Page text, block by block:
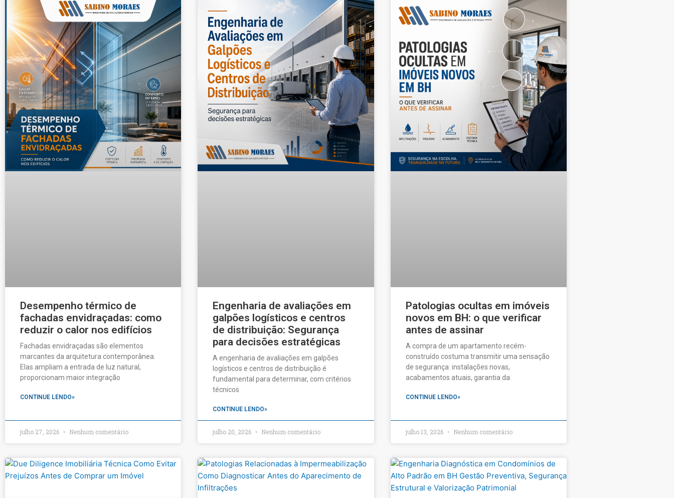
Desempenho térmico de
fachadas envidraçadas: como
reduzir o calor nos edifícios
Fachadas envidraçadas são elementos
marcantes da arquitetura contemporânea.
Elas ampliam a entrada de luz natural,
proporcionam maior integração
CONTINUE LENDO»
julho 27, 2026 Nenhum comentário
Engenharia de avaliações em
galpões logísticos e centros
de distribuição: Segurança
para decisões estratégicas
A engenharia de avaliações em galpões
logísticos e centros de distribuição é
fundamental para determinar, com critérios
técnicos
CONTINUE LENDO»
julho 20, 2026 Nenhum comentário
Patologias ocultas em imóveis
novos em BH: o que verificar
antes de assinar
A compra de um apartamento recém-
construído costuma transmitir uma sensação
de segurança: instalações novas,
acabamentos atuais, garantia da
CONTINUE LENDO»
julho 13, 2026 Nenhum comentário